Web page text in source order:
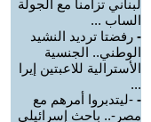
لبناني تزامناً مع الجولة
الساب ...
- رفضتا ترديد النشيد
الوطني.. الجنسية
الأسترالية للاعبتين إيرا
...
- -ليتدبروا أمرهم مع
مصر-.. باحث إسرائيلي